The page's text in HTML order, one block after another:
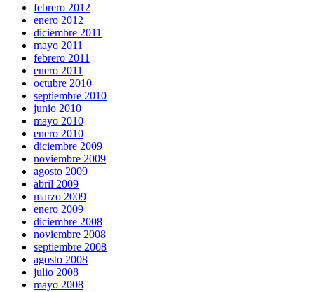
febrero 2012
enero 2012
diciembre 2011
mayo 2011
febrero 2011
enero 2011
octubre 2010
septiembre 2010
junio 2010
mayo 2010
enero 2010
diciembre 2009
noviembre 2009
agosto 2009
abril 2009
marzo 2009
enero 2009
diciembre 2008
noviembre 2008
septiembre 2008
agosto 2008
julio 2008
mayo 2008